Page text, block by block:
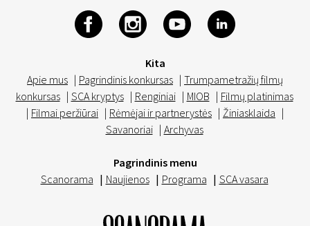
Kita
Apie mus | Pagrindinis konkursas | Trumpametražių filmų
konkursas | SCA kryptys | Renginiai | MIOB | Filmų platinimas
| Filmai peržiūrai | Rėmėjai ir partnerystės | Žiniasklaida |
Savanoriai | Archyvas
Pagrindinis menu
Scanorama | Naujienos | Programa | SCA vasara